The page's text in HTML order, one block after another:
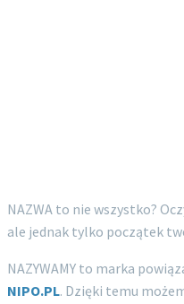
NAZWA to nie wszystko?
ale jednak tylko początek
NAZYWAMY to marka
NIPO.PL. Dzięki temu